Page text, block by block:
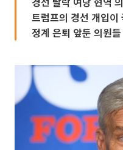
트럼프의 경선 개입이
정계 은퇴 앞둔 의원